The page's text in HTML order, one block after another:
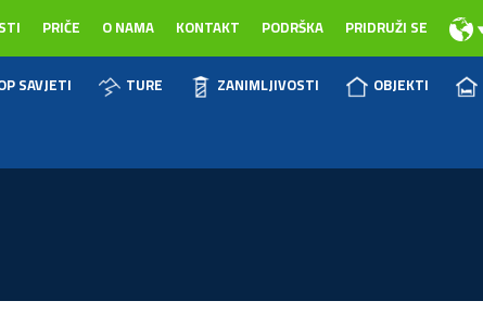
PRIČE O NAMA KONTAKT PODRŠKA PRIDRUŽI SE
SAVJETI TURE ZANIMLJIVOSTI OBJEKTI